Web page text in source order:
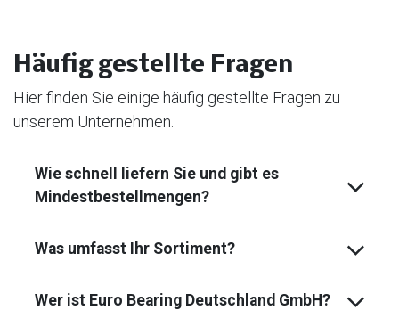
Häufig gestellte Fragen
Hier finden Sie einige häufig gestellte Fragen zu
unserem Unternehmen.
Wie schnell liefern Sie und gibt es
Mindest­bestell­mengen?
Was umfasst Ihr Sortiment?
Wer ist Euro Bearing Deutschland GmbH?